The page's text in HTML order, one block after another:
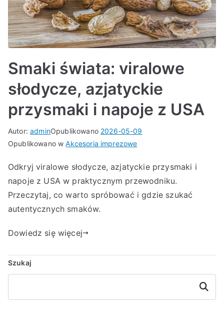
Smaki świata: viralowe
słodycze, azjatyckie
przysmaki i napoje z USA
Autor:adminOpublikowano 2026-05-09
Opublikowano wAkcesoria imprezowe
Odkryj viralowe słodycze, azjatyckie przysmaki i
napoje z USA w praktycznym przewodniku.
Przeczytaj, co warto spróbować i gdzie szukać
autentycznych smaków.
Dowiedz się więcej
Szukaj
Szukaj